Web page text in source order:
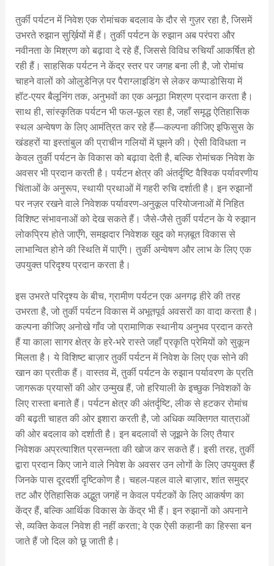
तुर्की पर्यटन में निवेश एक रोमांचक बदलाव के दौर से गुज़र रहा है, जिसमें
उभरते रुझान सुर्ख़ियों में हैं। तुर्की पर्यटन के रुझान अब परंपरा और
नवीनता के मिश्रण को बढ़ावा दे रहे हैं, जिससे विविध रुचियाँ आकर्षित हो
रही हैं। साहसिक पर्यटन ने केंद्र स्तर पर जगह बना ली है, जो रोमांच
चाहने वालों को ओलुडेनिज़ पर पैराग्लाइडिंग से लेकर कप्पाडोसिया में
हॉट-एयर बैलूनिंग तक, अनुभवों का एक अनूठा मिश्रण प्रदान करता है।
साथ ही, सांस्कृतिक पर्यटन भी फल-फूल रहा है, जहाँ समृद्ध ऐतिहासिक
स्थल अन्वेषण के लिए आमंत्रित कर रहे हैं—कल्पना कीजिए इफिसुस के
खंडहरों या इस्तांबुल की प्राचीन गलियों में घूमने की। ऐसी विविधता न
केवल तुर्की पर्यटन के विकास को बढ़ावा देती है, बल्कि रोमांचक निवेश के
अवसर भी प्रदान करती है। पर्यटन क्षेत्र की अंतर्दृष्टि वैश्विक पर्यावरणीय
चिंताओं के अनुरूप, स्थायी प्रथाओं में गहरी रुचि दर्शाती है। इन रुझानों
पर नज़र रखने वाले निवेशक पर्यावरण-अनुकूल परियोजनाओं में निहित
विशिष्ट संभावनाओं को देख सकते हैं। जैसे-जैसे तुर्की पर्यटन के ये रुझान
लोकप्रिय होते जाएँगे, समझदार निवेशक खुद को मज़बूत विकास से
लाभान्वित होने की स्थिति में पाएँगे। तुर्की अन्वेषण और लाभ के लिए एक
उपयुक्त परिदृश्य प्रदान करता है।
इस उभरते परिदृश्य के बीच, ग्रामीण पर्यटन एक अनगढ़ हीरे की तरह
उभरता है, जो तुर्की पर्यटन विकास में अभूतपूर्व अवसरों का वादा करता है।
कल्पना कीजिए अनोखे गाँव जो प्रामाणिक स्थानीय अनुभव प्रदान करते
हैं या काला सागर क्षेत्र के हरे-भरे रास्ते जहाँ प्रकृति प्रेमियों को सुकून
मिलता है। ये विशिष्ट बाज़ार तुर्की पर्यटन में निवेश के लिए एक सोने की
खान का प्रतीक हैं। वास्तव में, तुर्की पर्यटन के रुझान पर्यावरण के प्रति
जागरूक प्रयासों की ओर उन्मुख हैं, जो हरियाली के इच्छुक निवेशकों के
लिए रास्ता बनाते हैं। पर्यटन क्षेत्र की अंतर्दृष्टि, लीक से हटकर रोमांच
की बढ़ती चाहत की ओर इशारा करती है, जो अधिक व्यक्तिगत यात्राओं
की ओर बदलाव को दर्शाती है। इन बदलावों से जूझने के लिए तैयार
निवेशक अप्रत्याशित प्रसन्नता की खोज कर सकते हैं। इसी तरह, तुर्की
द्वारा प्रदान किए जाने वाले निवेश के अवसर उन लोगों के लिए उपयुक्त हैं
जिनके पास दूरदर्शी दृष्टिकोण है। चहल-पहल वाले बाज़ार, शांत समुद्र
तट और ऐतिहासिक अद्भुत जगहें न केवल पर्यटकों के लिए आकर्षण का
केंद्र हैं, बल्कि आर्थिक विकास के केंद्र भी हैं। इन रुझानों को अपनाने
से, व्यक्ति केवल निवेश ही नहीं करता; वे एक ऐसी कहानी का हिस्सा बन
जाते हैं जो दिल को छू जाती है।